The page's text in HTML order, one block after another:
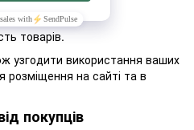
товарів.
узгодити використання ваших
розміщення на сайті та в
покупців